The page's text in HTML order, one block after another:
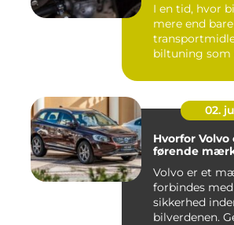
I en tid, hvor
mere end bare
biltuning som
02.
Hvorfor
førende
Volvo er et
forbindes
sikkerhed
bilverdenen.